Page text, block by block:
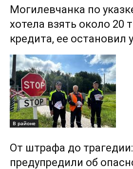
Могилевчанка по
хотела взять около 20
кредита, ее остановил
В районе
От штрафа до
предупредили об